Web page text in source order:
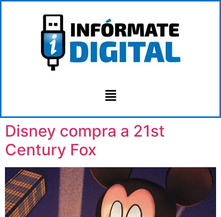
Disney compra a 21st
Century Fox